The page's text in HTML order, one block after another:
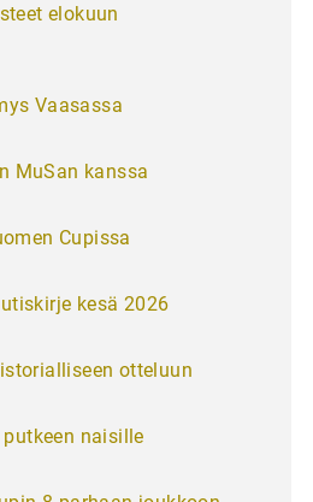
elokuun
Vaasassa
MuSan kanssa
Cupissa
kesä 2026
otteluun
naisille